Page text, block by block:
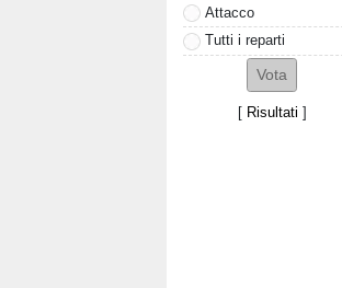
Attacco
Tutti i reparti
[ Risultati ]